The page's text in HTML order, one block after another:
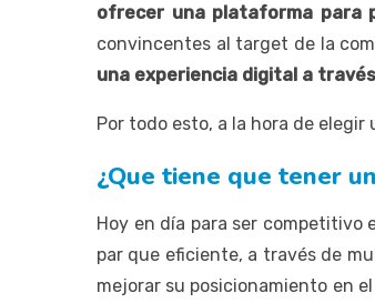
ofrecer una plataforma para
convincentes al target de la
una experiencia digital a
Por todo esto, a la hora de
¿Que tiene que tener
Hoy en día para ser
par que eficiente, a través de
mejorar su posicionamiento en